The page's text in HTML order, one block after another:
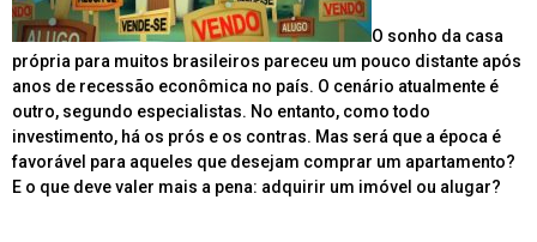
O sonho da casa
própria para muitos brasileiros pareceu um pouco distante após
anos de recessão econômica no país. O cenário atualmente é
outro, segundo especialistas. No entanto, como todo
investimento, há os prós e os contras. Mas será que a época é
favorável para aqueles que desejam comprar um apartamento?
E o que deve valer mais a pena: adquirir um imóvel ou alugar?